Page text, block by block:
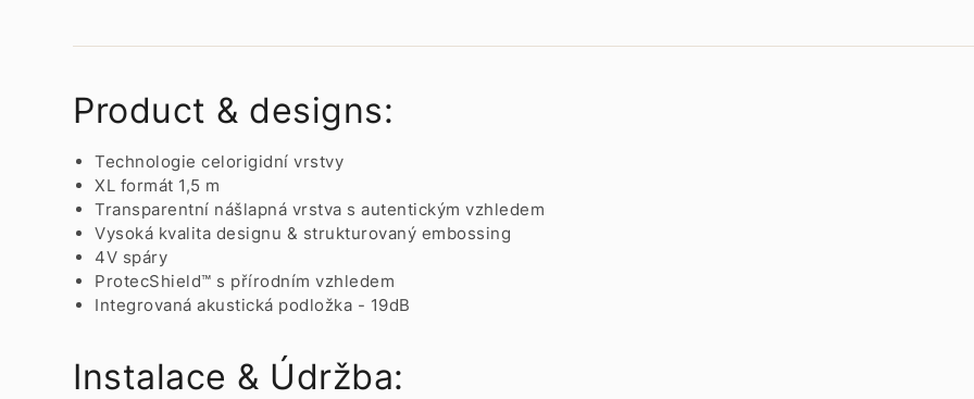
Product & designs:
Technologie celorigidní vrstvy
XL formát 1,5 m
Transparentní nášlapná vrstva s autentickým vzhledem
Vysoká kvalita designu & strukturovaný embossing
4V spáry
ProtecShield™ s přírodním vzhledem
Integrovaná akustická podložka - 19dB
Instalace & Údržba: